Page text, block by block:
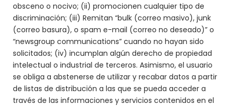
obsceno o nocivo; (ii) promocionen cualquier tipo de
discriminación; (iii) Remitan “bulk (correo masivo), junk
(correo basura), o spam e-mail (correo no deseado)” o
“newsgroup communications” cuando no hayan sido
solicitados; (iv) incumplan algún derecho de propiedad
intelectual o industrial de terceros. Asimismo, el usuario
se obliga a abstenerse de utilizar y recabar datos a partir
de listas de distribución a las que se pueda acceder a
través de las informaciones y servicios contenidos en el